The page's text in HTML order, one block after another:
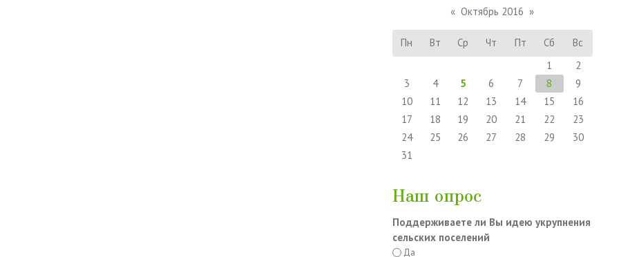
« Октябрь 2016 »
Пн Вт Ср Чт Пт Сб
Вс
1
2
3
4 5 6 7 8
9
10
11 12 13 14 15
16
17
18 19 20 21 22
23
24
25 26 27 28 29
30
31
Наш опрос
Поддерживаете ли Вы идею укрупнения
сельских поселений
Да